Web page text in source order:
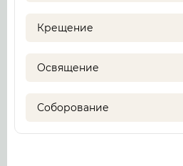
Крещение
Освящение
Соборование